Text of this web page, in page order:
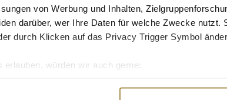
von Werbung und Inhalten,
darüber, wer Ihre Daten für welche Zwecke
durch Klicken auf das Privacy Trigger Symbol
erlauben, würden wir auch gerne:
der Führung. Insofern
Kultur entwickeln will, muss ich
darf es aber nicht nur um die
gehen. Wenn ich die Arbeit
lasse, dann ist der Aufwand nicht
sind, und Menschen sind geprägt
Verhaltenspräferenzen.